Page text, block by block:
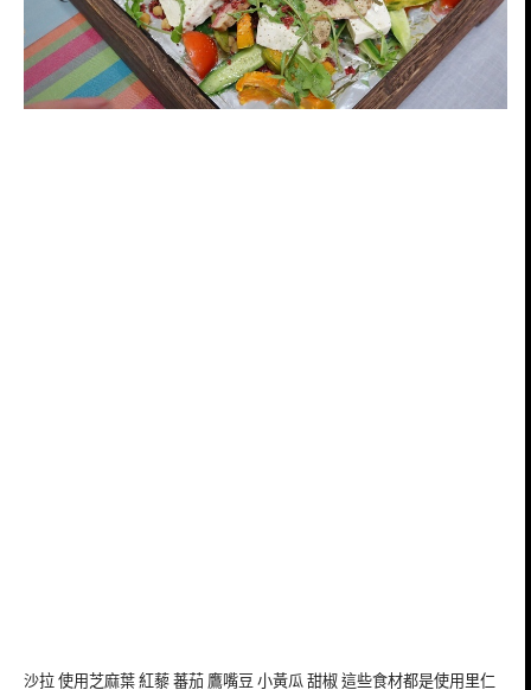
沙拉 使用芝麻葉 紅藜 蕃茄 鷹嘴豆 小黃瓜 甜椒 這些食材都是使用里仁